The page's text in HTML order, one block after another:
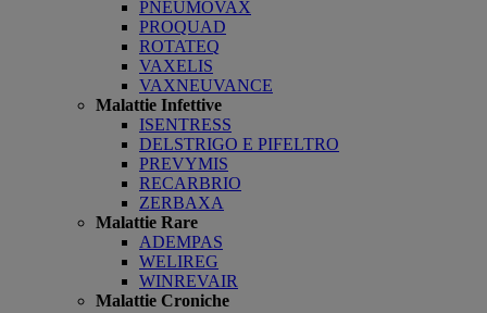
PNEUMOVAX
PROQUAD
ROTATEQ
VAXELIS
VAXNEUVANCE
Malattie Infettive
ISENTRESS
DELSTRIGO E PIFELTRO
PREVYMIS
RECARBRIO
ZERBAXA
Malattie Rare
ADEMPAS
WELIREG
WINREVAIR
Malattie Croniche